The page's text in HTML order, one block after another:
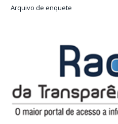
Arquivo de enquete